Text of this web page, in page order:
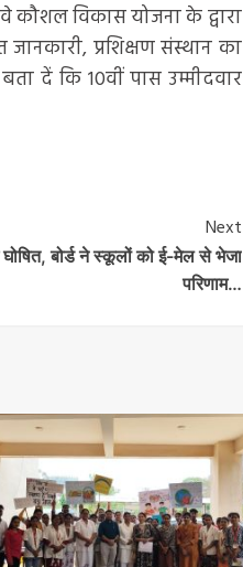
कौशल विकास योजना के द्वारा
प्रशिक्षण संस्थान का
दें कि 10वीं पास उम्मीदवार
Next
घोषित, बोर्ड ने स्कूलों को ई-मेल से भेजा
परिणाम…